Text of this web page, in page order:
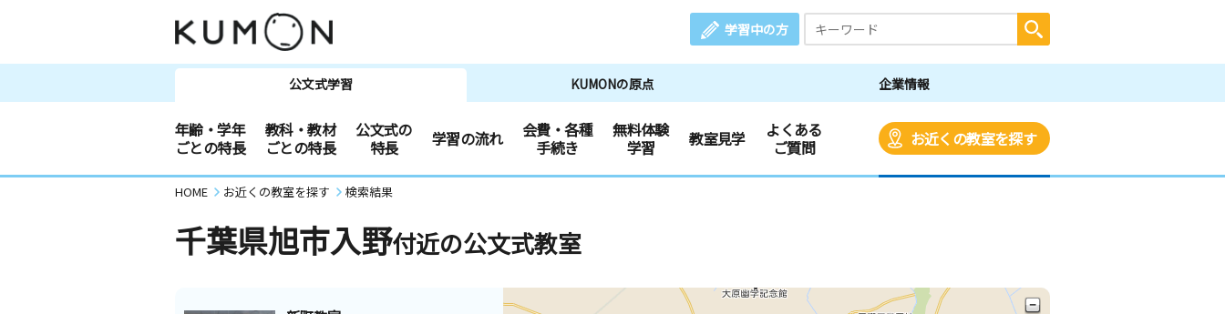
学習中の方
公文式学習 KUMONの原点 企業情報
年齢・学年
ごとの特長
教科・教材
ごとの特長
公文式の
特長
学習の流れ
会費・各種
手続き
無料体験
学習
教室見学
よくある
ご質問
お近くの教室を探す
HOME お近くの教室を探す 検索結果
千葉県旭市入野付近の公文式教室